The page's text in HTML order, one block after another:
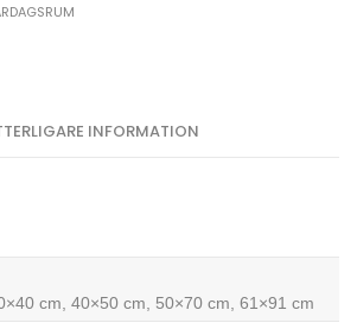
INFORMATION
cm, 40×50 cm, 50×70 cm, 61×91 cm